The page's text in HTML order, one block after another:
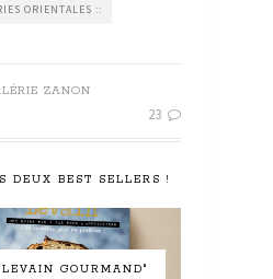
ORIENTALES ::
ZANON
23
DEUX BEST SELLERS !
GOURMAND"